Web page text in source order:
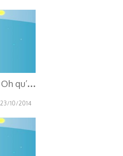
L
es Sparidae – Oh qu’elle est belle, Oh qu’elle est bleue !
23/10/2014